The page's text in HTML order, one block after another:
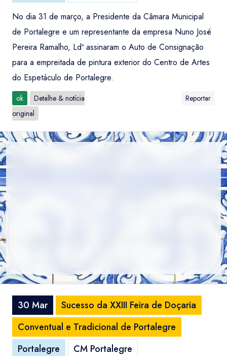
No dia 31 de março, a Presidente da Câmara Municipal
de Portalegre e um representante da empresa Nuno José
Pereira Ramalho, Ldª assinaram o Auto de Consignação
para a empreitada de pintura exterior do Centro de Artes
do Espetáculo de Portalegre.
ok
Detalhe & notícia
original
Reportar
30 Mar
Sucesso da XXIII Feira de Doçaria
Conventual e Tradicional de Portalegre
Portalegre
CM Portalegre